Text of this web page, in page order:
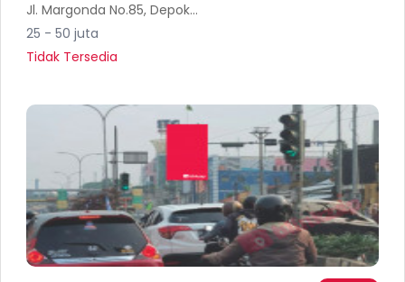
Jl. Margonda No.85, Depok, Kec. Pancoran Mas, Kota Depok, Jawa Barat 16431, Indonesia
25 - 50 juta
Tidak Tersedia